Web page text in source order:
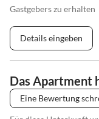
Gastgebers zu erhalten
Details eingeben
Das Apartment
Eine Bewertung